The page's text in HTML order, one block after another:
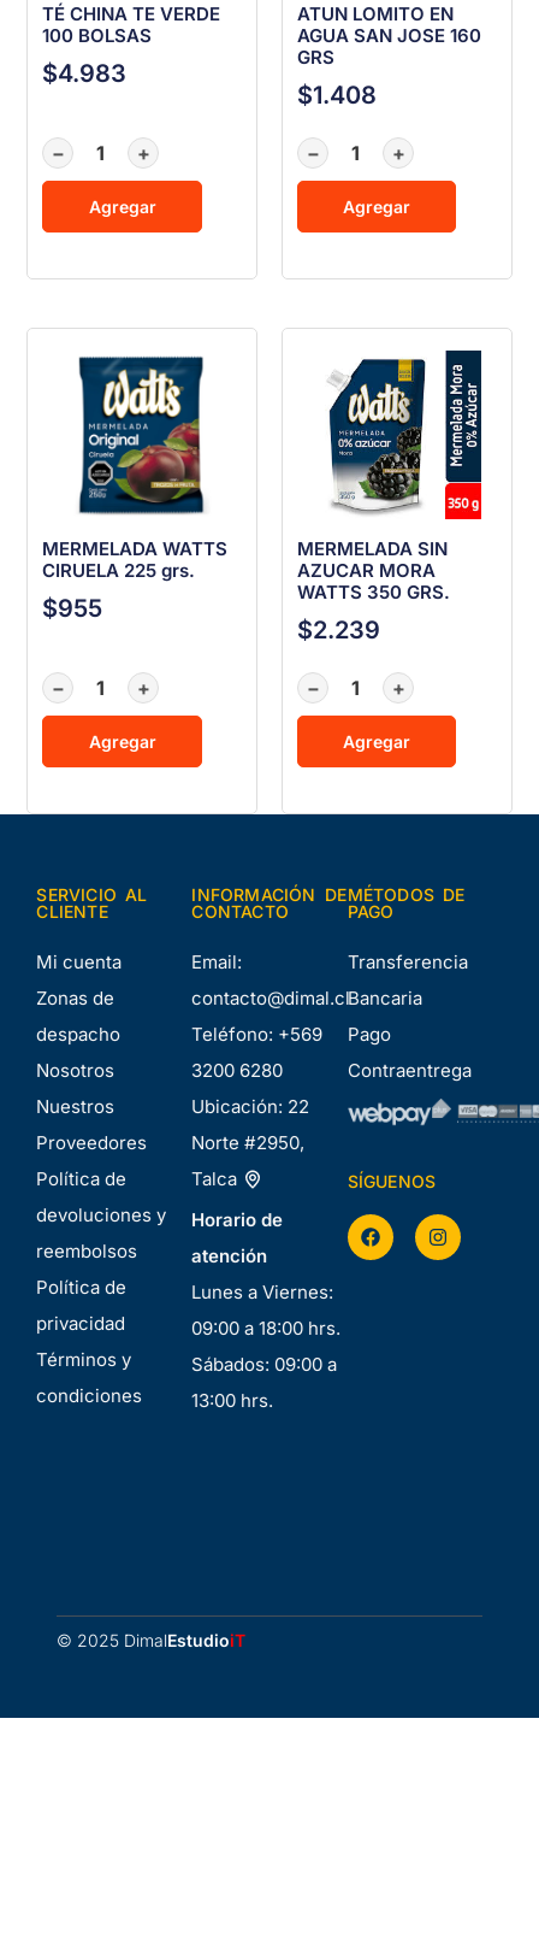
TÉ CHINA TE VERDE
100 BOLSAS
$4.983
− +
Agregar
ATUN LOMITO EN
AGUA SAN JOSE 160
GRS
$1.408
− +
Agregar
MERMELADA WATTS
CIRUELA 225 grs.
$955
− +
Agregar
MERMELADA SIN
AZUCAR MORA
WATTS 350 GRS.
$2.239
− +
Agregar
SERVICIO AL
CLIENTE
Mi cuenta
Zonas de
despacho
Nosotros
Nuestros
Proveedores
Política de
devoluciones y
reembolsos
Política de
privacidad
Términos y
condiciones
INFORMACIÓN DE
CONTACTO
Email:
contacto@dimal.cl
Teléfono: +569
3200 6280
Ubicación: 22
Norte #2950,
Talca
Horario de
atención
Lunes a Viernes:
09:00 a 18:00 hrs.
Sábados: 09:00 a
13:00 hrs.
MÉTODOS DE
PAGO
Transferencia
Bancaria
Pago
Contraentrega
SÍGUENOS
© 2025 DimalEstudioiT